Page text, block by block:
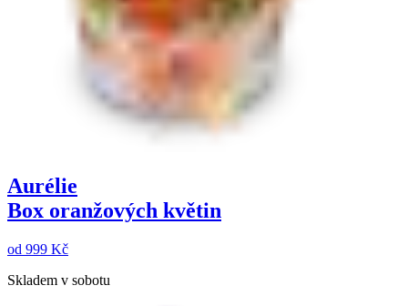
Aurélie
Box oranžových květin
od 999 Kč
Skladem v sobotu